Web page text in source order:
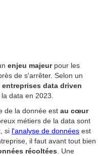
enjeu majeurpour les
de s'arrêter. Selon un
entreprises data driven
data en 2023.
de la donnée est au cœur
métiers de la data sont
si l'analyse de données est
il faut avant tout bien
récoltées . Une